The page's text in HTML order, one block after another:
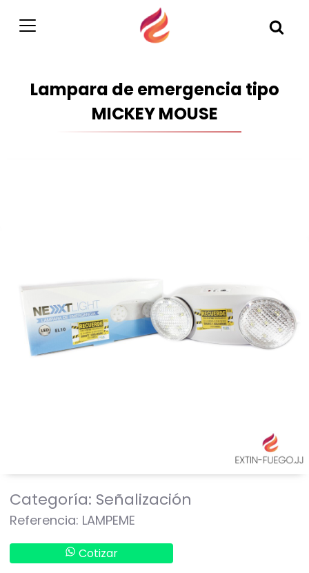
Lampara de emergencia tipo
MICKEY MOUSE
Categoría: Señalización
Referencia: LAMPEME
Cotizar